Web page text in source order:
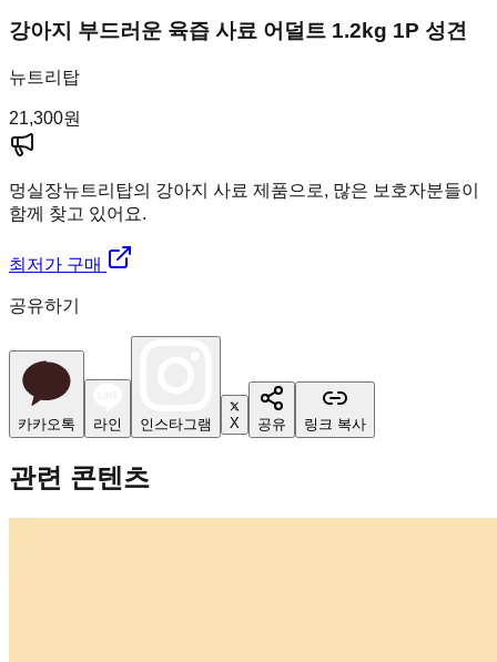
강아지 부드러운 육즙 사료 어덜트 1.2kg 1P 성견
뉴트리탑
21,300원
멍실장뉴트리탑의 강아지 사료 제품으로, 많은 보호자분들이
함께 찾고 있어요.
최저가 구매
공유하기
카카오톡 라인 인스타그램 X 공유 링크 복사
관련 콘텐츠